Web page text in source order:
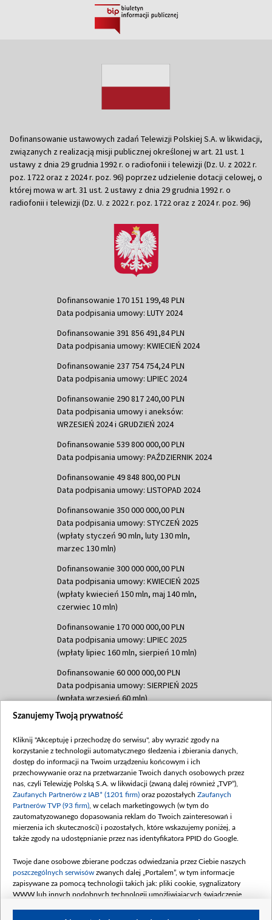
Dofinansowanie ustawowych zadań Telewizji Polskiej S.A. w likwidacji,
związanych z realizacją misji publicznej określonej w art. 21 ust. 1
ustawy z dnia 29 grudnia 1992 r. o radiofonii i telewizji (Dz. U. z 2022 r.
poz. 1722 oraz z 2024 r. poz. 96) poprzez udzielenie dotacji celowej, o
której mowa w art. 31 ust. 2 ustawy z dnia 29 grudnia 1992 r. o
radiofonii i telewizji (Dz. U. z 2022 r. poz. 1722 oraz z 2024 r. poz. 96)
Dofinansowanie 170 151 199,48 PLN
Data podpisania umowy: LUTY 2024
Dofinansowanie 391 856 491,84 PLN
Data podpisania umowy: KWIECIEŃ 2024
Dofinansowanie 237 754 754,24 PLN
Data podpisania umowy: LIPIEC 2024
Dofinansowanie 290 817 240,00 PLN
Data podpisania umowy i aneksów:
WRZESIEŃ 2024 i GRUDZIEŃ 2024
Dofinansowanie 539 800 000,00 PLN
Data podpisania umowy: PAŹDZIERNIK 2024
Dofinansowanie 49 848 800,00 PLN
Data podpisania umowy: LISTOPAD 2024
Dofinansowanie 350 000 000,00 PLN
Data podpisania umowy: STYCZEŃ 2025
(wpłaty styczeń 90 mln, luty 130 mln,
marzec 130 mln)
Dofinansowanie 300 000 000,00 PLN
Data podpisania umowy: KWIECIEŃ 2025
(wpłaty kwiecień 150 mln, maj 140 mln,
czerwiec 10 mln)
Dofinansowanie 170 000 000,00 PLN
Data podpisania umowy: LIPIEC 2025
(wpłaty lipiec 160 mln, sierpień 10 mln)
Dofinansowanie 60 000 000,00 PLN
Data podpisania umowy: SIERPIEŃ 2025
(wpłata wrzesień 60 mln)
Dofinansowanie 635 783 051,21 PLN
(wpłata wrzesień 100 mln, październik 350
mln, listopad 265 mln)
Dofinansowanie 48 862 000,00 PLN
Data podpisania umowy: GRUDZIEŃ 2025
(wpłata grudzień 60,548 mln)
Dofinansowanie 900 000 000,00 PLN
Data podpisania umowy: LUTY 2026 (wpłata
kwiecień 180 mln, 7 maja 180 mln, 8
czerwca 90 mln)
Dofinansowanie 250 000 000,00 PLN
Szanujemy Twoją prywatność
Kliknij "Akceptuję i przechodzę do serwisu", aby wyrazić zgody na
korzystanie z technologii automatycznego śledzenia i zbierania danych,
dostęp do informacji na Twoim urządzeniu końcowym i ich
przechowywanie oraz na przetwarzanie Twoich danych osobowych przez
nas, czyli Telewizję Polską S.A. w likwidacji (zwaną dalej również „TVP”),
Zaufanych Partnerów z IAB* (1201 firm) oraz pozostałych Zaufanych
Partnerów TVP (93 firm) , w celach marketingowych (w tym do
zautomatyzowanego dopasowania reklam do Twoich zainteresowań i
mierzenia ich skuteczności) i pozostałych, które wskazujemy poniżej, a
także zgody na udostępnianie przez nas identyfikatora PPID do Google.
Twoje dane osobowe zbierane podczas odwiedzania przez Ciebie naszych
poszczególnych serwisów zwanych dalej „Portalem”, w tym informacje
zapisywane za pomocą technologii takich jak: pliki cookie, sygnalizatory
WWW lub innych podobnych technologii umożliwiających świadczenie